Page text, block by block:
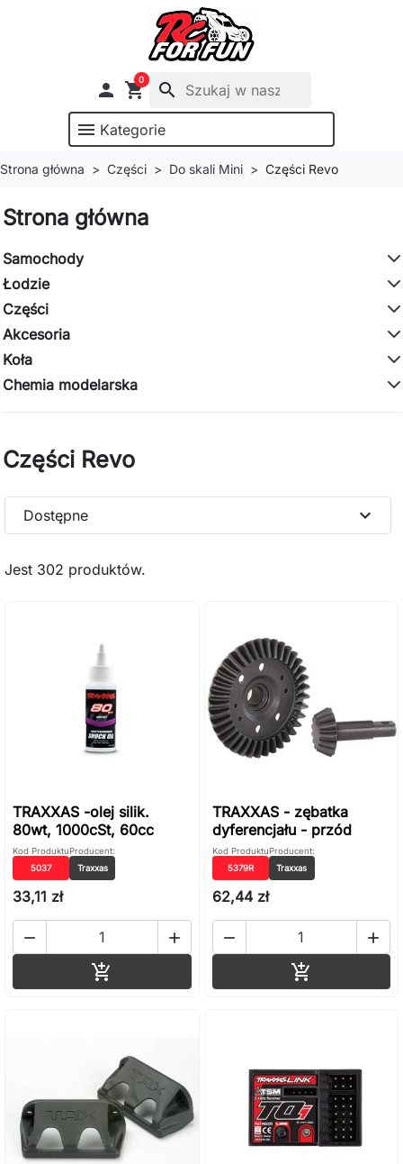
 shopping_cart
0
search
menu Kategorie
Strona główna Części Do skali Mini Części Revo
Strona główna
Samochody
Łodzie
Części
Akcesoria
Koła
Chemia modelarska
Części Revo
Jest 302 produktów.
Dostępne expand_more
TRAXXAS -olej silik.
80wt, 1000cSt, 60cc
Kod Produktu
5037
Producent:
Traxxas
33,11 zł
 

TRAXXAS - zębatka
dyferencjału - przód
Kod Produktu
5379R
Producent:
Traxxas
62,44 zł
 
